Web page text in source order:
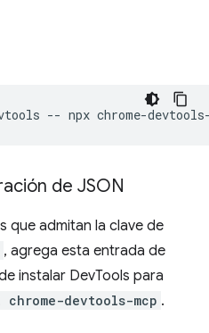
-- npx
de JSON
que admitan la clave de
, agrega esta entrada de
instalar DevTools para
chrome-devtools-mcp .